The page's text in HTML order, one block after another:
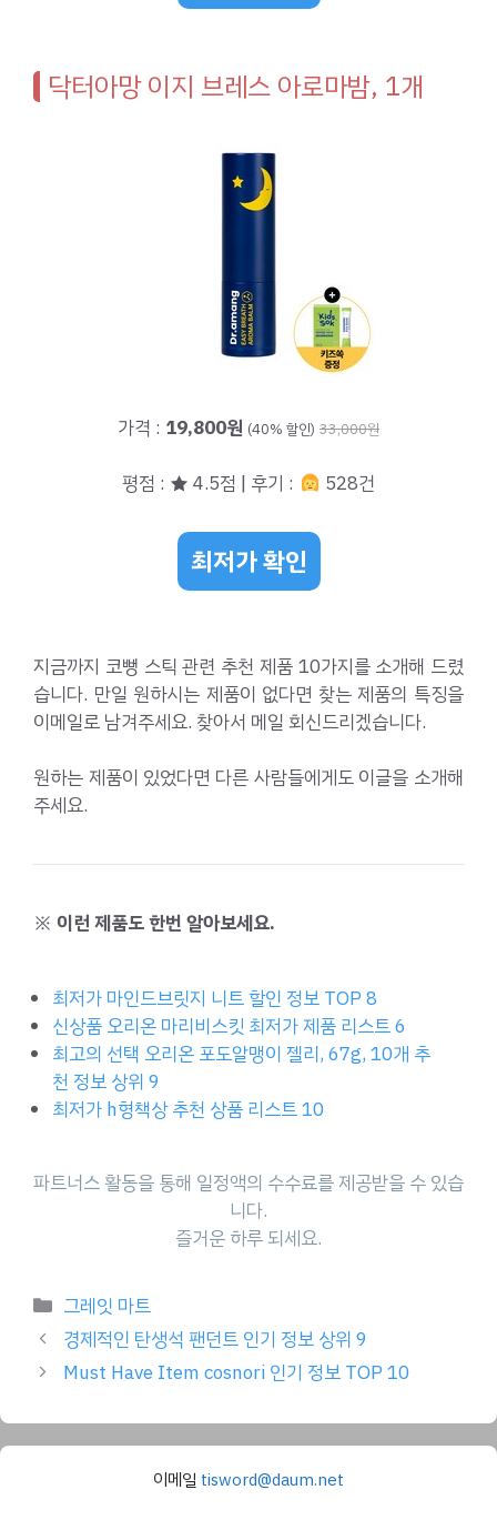
닥터아망 이지 브레스 아로마밤, 1개
가격 : 19,800원 (40% 할인) 33,000원
평점 : ★ 4.5점 | 후기 : 528건
최저가 확인
지금까지 코뻥 스틱 관련 추천 제품 10가지를 소개해 드렸
습니다. 만일 원하시는 제품이 없다면 찾는 제품의 특징을
이메일로 남겨주세요. 찾아서 메일 회신드리겠습니다.
원하는 제품이 있었다면 다른 사람들에게도 이글을 소개해
주세요.
※ 이런 제품도 한번 알아보세요.
최저가 마인드브릿지 니트 할인 정보 TOP 8
신상품 오리온 마리비스킷 최저가 제품 리스트 6
최고의 선택 오리온 포도알맹이 젤리, 67g, 10개 추
천 정보 상위 9
최저가 h형책상 추천 상품 리스트 10
파트너스 활동을 통해 일정액의 수수료를 제공받을 수 있습
니다.
즐거운 하루 되세요.
Categories
그레잇 마트
경제적인 탄생석 팬던트 인기 정보 상위 9
Must Have Item cosnori 인기 정보 TOP 10
이메일 tisword@daum.net